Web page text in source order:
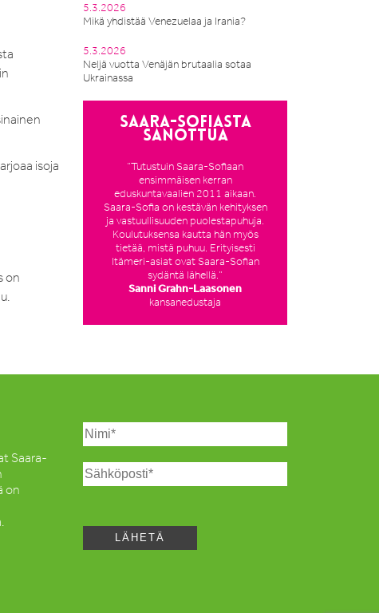
isoja
on
5.3.2026
Mikä yhdistää Venezuelaa ja Irania?
5.3.2026
Neljä vuotta Venäjän brutaalia sotaa
Ukrainassa
Saara-Sofiasta
sanottua
”Tutustuin Saara-Sofiaan
ensimmäisen kerran
eduskuntavaalien 2011 aikaan.
Saara-Sofia on kestävän kehityksen
ja vastuullisuuden puolestapuhuja.
Koulutuksensa kautta hän myös
tietää, mistä puhuu. Erityisesti
Itämeri-asiat ovat Saara-Sofian
sydäntä lähellä.”
Sanni Grahn-Laasonen
kansanedustaja
Saara-
on